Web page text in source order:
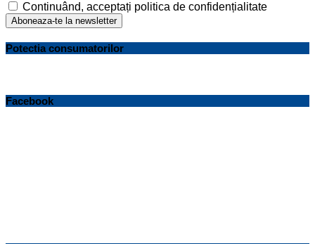
Continuând, acceptați politica de confidențialitate
Potectia consumatorilor
Facebook